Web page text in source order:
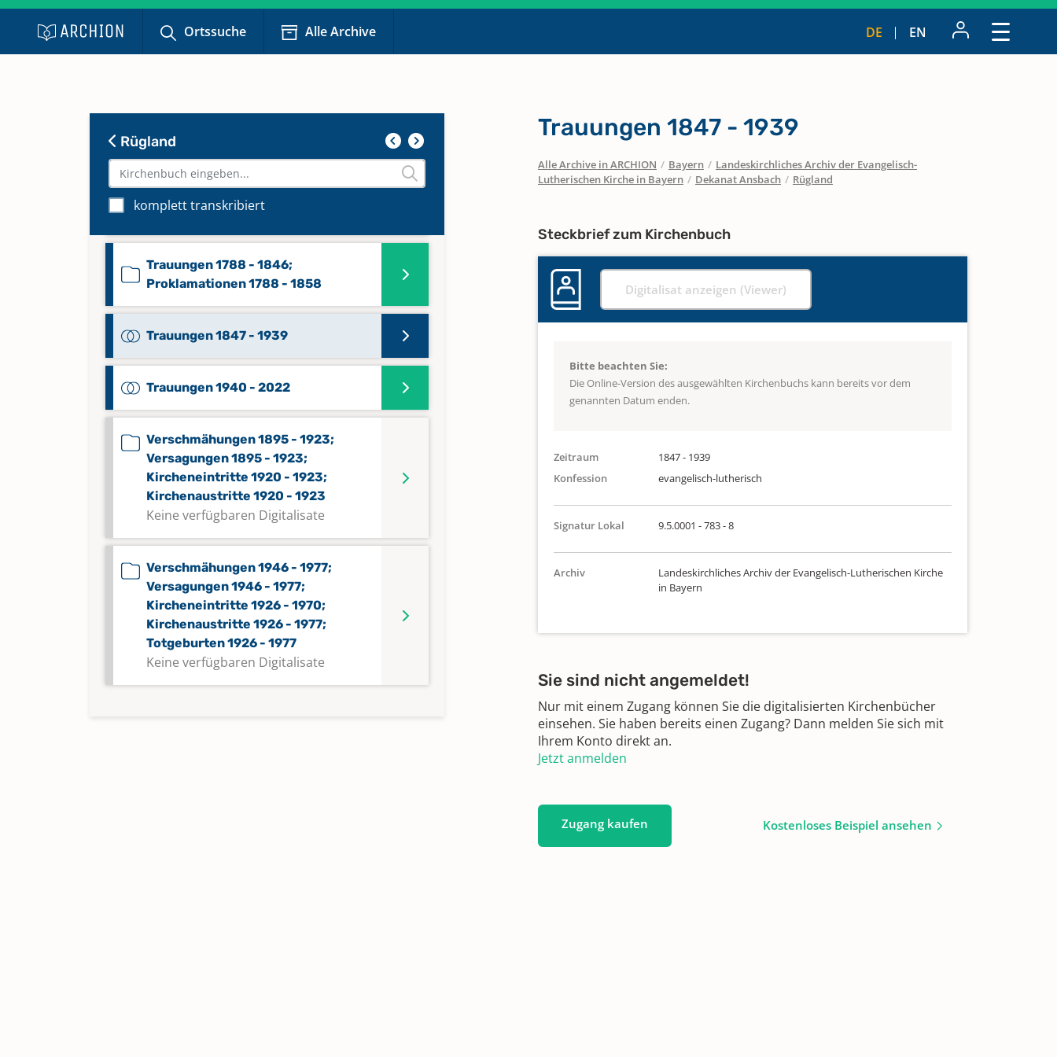
Ortssuche Alle Archive DE EN
Rügland
komplett transkribiert
Taufen 1881 - 1978; Totgeburten
Keine verfügbaren Digitalisate
Taufen 2018 - 2022
Keine verfügbaren Digitalisate
Trauungen 1788 - 1846;
Proklamationen 1788 - 1858
Trauungen 1847 - 1939
Trauungen 1940 - 2022
Verschmähungen 1895 - 1923;
Versagungen 1895 - 1923;
Kircheneintritte 1920 - 1923;
Kirchenaustritte 1920 - 1923
Keine verfügbaren Digitalisate
Verschmähungen 1946 - 1977;
Versagungen 1946 - 1977;
Kircheneintritte 1926 - 1970;
Kirchenaustritte 1926 - 1977;
Totgeburten 1926 - 1977
Keine verfügbaren Digitalisate
Trauungen 1847 - 1939
Alle Archive in ARCHION / Bayern / Landeskirchliches Archiv der Evangelisch-
Lutherischen Kirche in Bayern / Dekanat Ansbach / Rügland
Steckbrief zum Kirchenbuch
Digitalisat anzeigen (Viewer)
Bitte beachten Sie:
Die Online-Version des ausgewählten Kirchenbuchs kann bereits vor dem
genannten Datum enden.
Zeitraum
1847 - 1939
Konfession
evangelisch-lutherisch
Signatur Lokal 9.5.0001 - 783 - 8
Archiv
Landeskirchliches Archiv der Evangelisch-Lutherischen Kirche
in Bayern
Sie sind nicht angemeldet!
Nur mit einem Zugang können Sie die digitalisierten Kirchenbücher
einsehen. Sie haben bereits einen Zugang? Dann melden Sie sich mit
Ihrem Konto direkt an.
Jetzt anmelden
Zugang kaufen Kostenloses Beispiel ansehen